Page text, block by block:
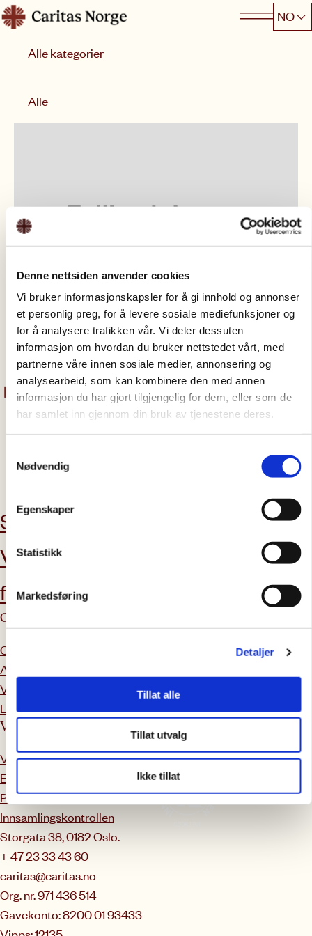
Denne nettsiden anvender cookies
Vi bruker informasjonskapsler for å gi innhold og annonser
et personlig preg, for å levere sosiale mediefunksjoner og
for å analysere trafikken vår. Vi deler dessuten
informasjon om hvordan du bruker nettstedet vårt, med
partnerne våre innen sosiale medier, annonsering og
analysearbeid, som kan kombinere den med annen
informasjon du har gjort tilgjengelig for dem, eller som de
har samlet inn gjennom din bruk av tjenestene deres.
Nødvendig
Egenskaper
Statistikk
Markedsføring
Detaljer
Tillat alle
Tillat utvalg
Ikke tillat
Hopp
til
innhold
Caritas
NO
Alle
21.04.2025
Hvil i fred, Pave Frans 1936 – 2025
Støtt oss
Vil du bli
frivillig?
Kontakt oss
Om Caritas
Om oss
Ansatte
Vårt arbeid
Ledig stillinger
Veiledning og rettshjelp
Enfase
Våre rutiner
Varsling
Etikk- og antikorrupsjon
Personvern
Innsamlingskontrollen
Storgata 38, 0182 Oslo.
+ 47 23 33 43 60
caritas@caritas.no
Org. nr. 971 436 514
Gavekonto: 8200 01 93433